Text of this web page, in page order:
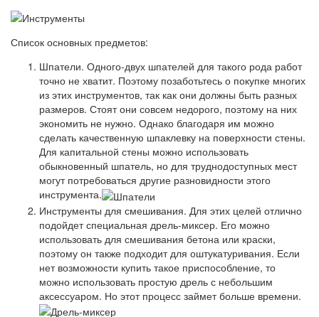
Список основных предметов:
Шпатели. Одного-двух шпателей для такого рода работ
точно не хватит. Поэтому позаботьтесь о покупке многих
из этих инструментов, так как они должны быть разных
размеров. Стоят они совсем недорого, поэтому на них
экономить не нужно. Однако благодаря им можно
сделать качественную шпаклевку на поверхности стены.
Для капитальной стены можно использовать
обыкновенный шпатель, но для труднодоступных мест
могут потребоваться другие разновидности этого
инструмента.
Инструменты для смешивания. Для этих целей отлично
подойдет специальная дрель-миксер. Его можно
использовать для смешивания бетона или краски,
поэтому он также подходит для оштукатуривания. Если
нет возможности купить такое приспособление, то
можно использовать простую дрель с небольшим
аксессуаром. Но этот процесс займет больше времени.